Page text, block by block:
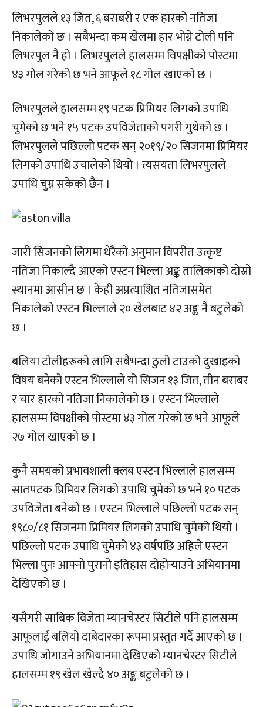
लिभरपुलले १३ जित, ६ बराबरी र एक हारको नतिजा
निकालेको छ । सबैभन्दा कम खेलमा हार भोग्ने टोली पनि
लिभरपुल नै हो । लिभरपुलले हालसम्म विपक्षीको पोस्टमा
४३ गोल गरेको छ भने आफूले १८ गोल खाएको छ ।
लिभरपुलले हालसम्म १९ पटक प्रिमियर लिगको उपाधि
चुमेको छ भने १५ पटक उपविजेताको पगरी गुथेको छ ।
लिभरपुलले पछिल्लो पटक सन् २०१९/२० सिजनमा प्रिमियर
लिगको उपाधि उचालेको थियो । त्यसयता लिभरपुलले
उपाधि चुम्न सकेको छैन ।
जारी सिजनको लिगमा धेरैको अनुमान विपरीत उत्कृष्ट
नतिजा निकाल्दै आएको एस्टन भिल्ला अङ्क तालिकाको दोस्रो
स्थानमा आसीन छ । केही अप्रत्याशित नतिजासमेत
निकालेको एस्टन भिल्लाले २० खेलबाट ४२ अङ्क नै बटुलेको
छ ।
बलिया टोलीहरूको लागि सबैभन्दा ठुलो टाउको दुखाइको
विषय बनेको एस्टन भिल्लाले यो सिजन १३ जित, तीन बराबर
र चार हारको नतिजा निकालेको छ । एस्टन भिल्लाले
हालसम्म विपक्षीको पोस्टमा ४३ गोल गरेको छ भने आफूले
२७ गोल खाएको छ ।
कुनै समयको प्रभावशाली क्लब एस्टन भिल्लाले हालसम्म
सातपटक प्रिमियर लिगको उपाधि चुमेको छ भने १० पटक
उपविजेता बनेको छ । एस्टन भिल्लाले पछिल्लो पटक सन्
१९८०/८१ सिजनमा प्रिमियर लिगको उपाधि चुमेको थियो ।
पछिल्लो पटक उपाधि चुमेको ४३ वर्षपछि अहिले एस्टन
भिल्ला पुनः आफ्नो पुरानो इतिहास दोहोर्‍याउने अभियानमा
देखिएको छ ।
यसैगरी साबिक विजेता म्यानचेस्टर सिटीले पनि हालसम्म
आफूलाई बलियो दाबेदारका रूपमा प्रस्तुत गर्दै आएको छ ।
उपाधि जोगाउने अभियानमा देखिएको म्यानचेस्टर सिटीले
हालसम्म १९ खेल खेल्दै ४० अङ्क बटुलेको छ ।